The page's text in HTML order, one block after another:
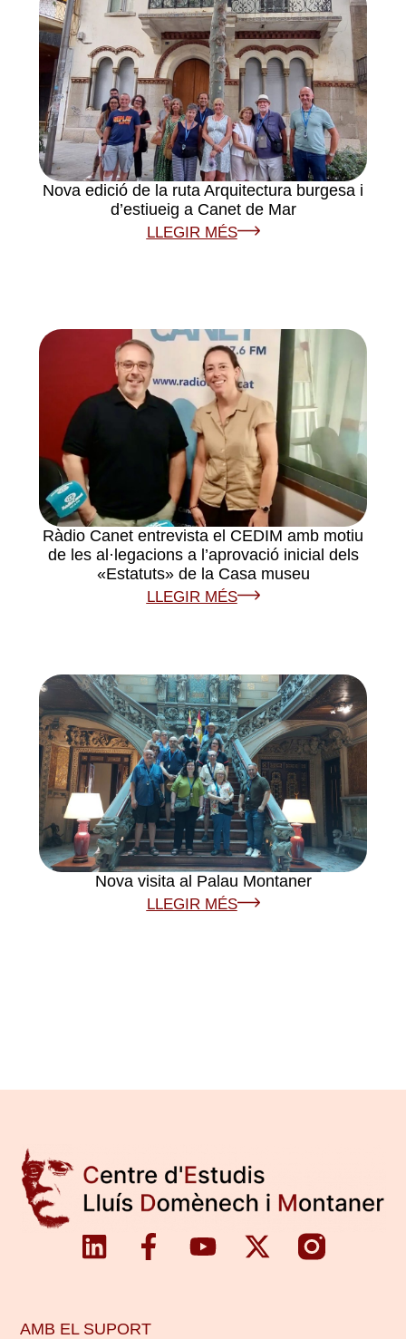
Nova edició de la ruta Arquitectura burgesa i
d’estiueig a Canet de Mar
LLEGIR MÉS
Ràdio Canet entrevista el CEDIM amb motiu
de les al·legacions a l’aprovació inicial dels
«Estatuts» de la Casa museu
LLEGIR MÉS
Nova visita al Palau Montaner
LLEGIR MÉS
AMB EL SUPORT